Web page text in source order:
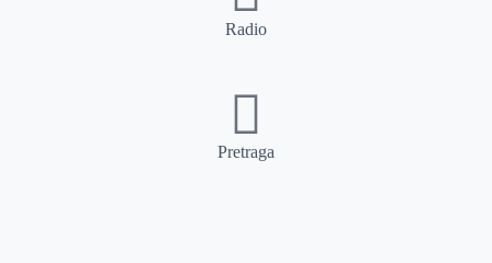
Radio
Pretraga